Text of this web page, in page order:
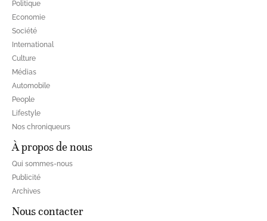
Politique
Economie
Société
International
Culture
Médias
Automobile
People
Lifestyle
Nos chroniqueurs
À propos de nous
Qui sommes-nous
Publicité
Archives
Nous contacter